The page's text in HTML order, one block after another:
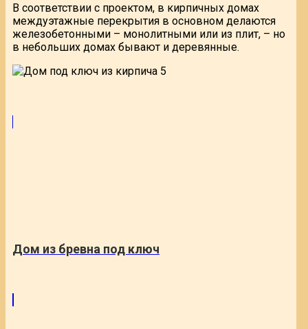
В соответствии с проектом, в кирпичных домах
междуэтажные перекрытия в основном делаются
железобетонными – монолитными или из плит, – но
в небольших домах бывают и деревянные.
Дом из бревна под ключ